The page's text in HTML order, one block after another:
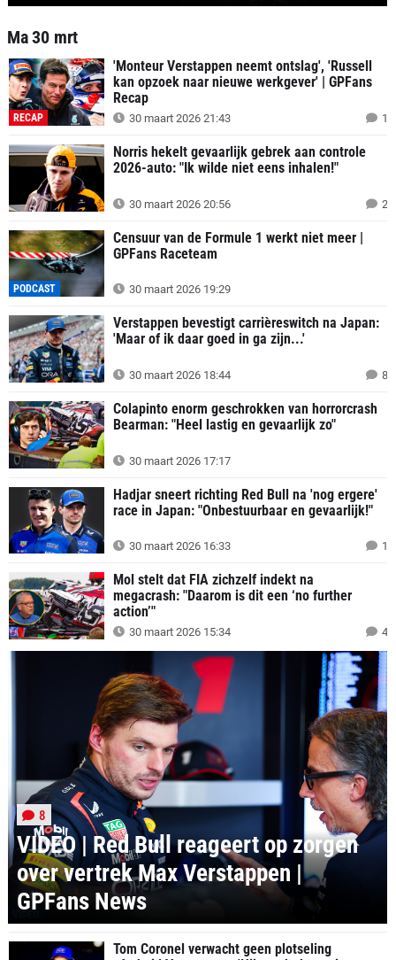
Ma 30 mrt
RECAP
'Monteur Verstappen neemt ontslag', 'Russell
kan opzoek naar nieuwe werkgever' | GPFans
Recap
30 maart 2026 21:43 1
Norris hekelt gevaarlijk gebrek aan controle
2026-auto: "Ik wilde niet eens inhalen!"
30 maart 2026 20:56 2
PODCAST
Censuur van de Formule 1 werkt niet meer |
GPFans Raceteam
30 maart 2026 19:29
Verstappen bevestigt carrièreswitch na Japan:
'Maar of ik daar goed in ga zijn...'
30 maart 2026 18:44 8
Colapinto enorm geschrokken van horrorcrash
Bearman: "Heel lastig en gevaarlijk zo"
30 maart 2026 17:17
Hadjar sneert richting Red Bull na 'nog ergere'
race in Japan: "Onbestuurbaar en gevaarlijk!"
30 maart 2026 16:33 1
Mol stelt dat FIA zichzelf indekt na
megacrash: "Daarom is dit een ‘no further
action’"
30 maart 2026 15:34 4
VIDEO | Red Bull reageert op zorgen
over vertrek Max Verstappen |
GPFans News
8
Tom Coronel verwacht geen plotseling